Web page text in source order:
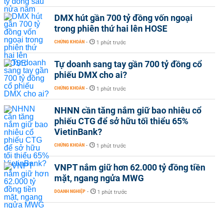
DMX hút gần 700 tỷ đồng vốn ngoại
trong phiên thứ hai lên HOSE
CHỨNG KHOÁN - 1 phút trước
Tự doanh sang tay gần 700 tỷ đồng cổ
phiếu DMX cho ai?
CHỨNG KHOÁN - 1 phút trước
NHNN cần tăng nắm giữ bao nhiêu cổ
phiếu CTG để sở hữu tối thiểu 65%
VietinBank?
CHỨNG KHOÁN - 1 phút trước
VNPT nắm giữ hơn 62.000 tỷ đồng tiền
mặt, ngang ngửa MWG
DOANH NGHIỆP - 1 phút trước